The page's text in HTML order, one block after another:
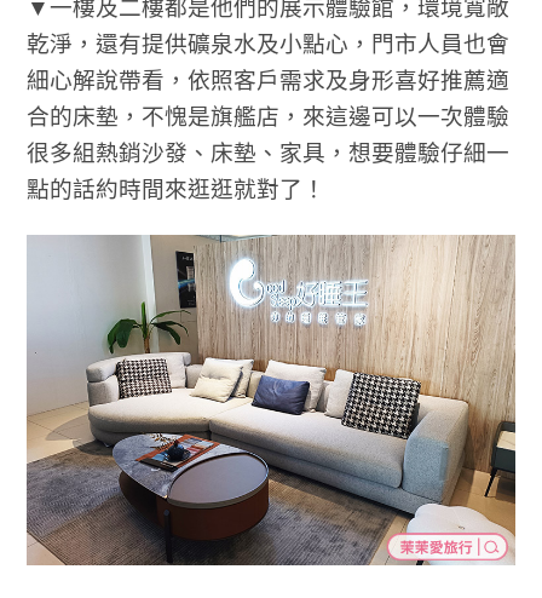
▼一樓及二樓都是他們的展示體驗館，環境寬敞
乾淨，還有提供礦泉水及小點心，門市人員也會
細心解說帶看，依照客戶需求及身形喜好推薦適
合的床墊，不愧是旗艦店，來這邊可以一次體驗
很多組熱銷沙發、床墊、家具，想要體驗仔細一
點的話約時間來逛逛就對了！